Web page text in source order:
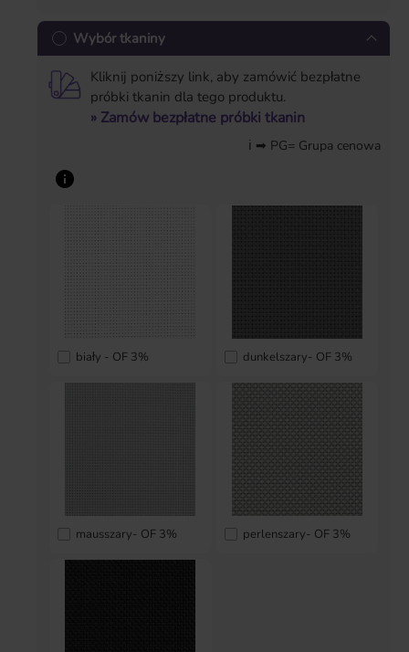
Wybór tkaniny
Kliknij poniższy link, aby zamówić bezpłatne
próbki tkanin dla tego produktu.
» Zamów bezpłatne próbki tkanin
ℹ ➡ PG= Grupa cenowa
biały - OF 3% dunkelszary- OF 3%
mausszary- OF 3% perlenszary- OF 3%